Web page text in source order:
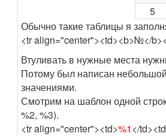
5
Обычно такие таблицы я
<tr align="center"><td><b>№</
Втуливать в нужные места
Потому был написан
значениями.
Смотрим на шаблон одной
%2, %3).
<tr align="center"><td>%1 </